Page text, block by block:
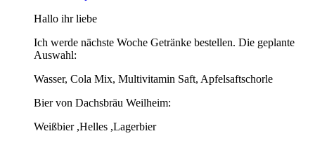
Hallo ihr liebe
Ich werde nächste Woche Getränke bestellen. Die geplante
Auswahl:
Wasser, Cola Mix, Multivitamin Saft, Apfelsaftschorle
Bier von Dachsbräu Weilheim:
Weißbier ,Helles ,Lagerbier